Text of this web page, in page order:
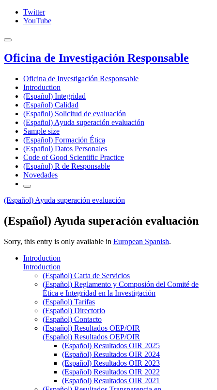
Twitter
YouTube
Oficina de Investigación Responsable
Oficina de Investigación Responsable
Introduction
(Español) Integridad
(Español) Calidad
(Español) Solicitud de evaluación
(Español) Ayuda superación evaluación
Sample size
(Español) Formación Ética
(Español) Datos Personales
Code of Good Scientific Practice
(Español) R de Responsable
Novedades
(Español) Ayuda superación evaluación
(Español) Ayuda superación evaluación
Sorry, this entry is only available in European Spanish.
Introduction
Introduction
(Español) Carta de Servicios
(Español) Reglamento y Composión del Comité de
Ética e Integridad en la Investigación
(Español) Tarifas
(Español) Directorio
(Español) Contacto
(Español) Resultados OEP/OIR
(Español) Resultados OEP/OIR
(Español) Resultados OIR 2025
(Español) Resultados OIR 2024
(Español) Resultados OIR 2023
(Español) Resultados OIR 2022
(Español) Resultados OIR 2021